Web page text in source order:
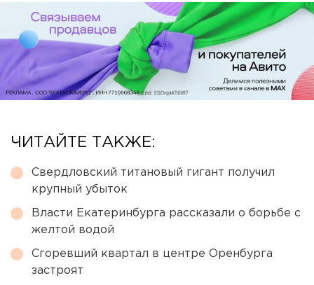
ЧИТАЙТЕ ТАКЖЕ:
Свердловский титановый гигант получил
крупный убыток
Власти Екатеринбурга рассказали о борьбе с
желтой водой
Сгоревший квартал в центре Оренбурга
застроят